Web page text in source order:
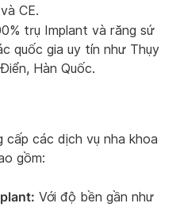
CE.
trụ Implant và răng sứ
quốc gia uy tín như Thụy
Hàn Quốc.
cấp các dịch vụ nha khoa
gồm:
Với độ bền gần như